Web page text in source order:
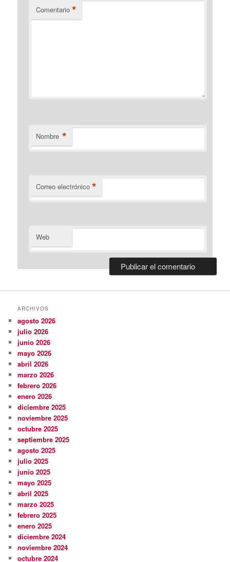
Comentario *
Nombre *
Correo electrónico *
Web
ARCHIVOS
agosto 2026
julio 2026
junio 2026
mayo 2026
abril 2026
marzo 2026
febrero 2026
enero 2026
diciembre 2025
noviembre 2025
octubre 2025
septiembre 2025
agosto 2025
julio 2025
junio 2025
mayo 2025
abril 2025
marzo 2025
febrero 2025
enero 2025
diciembre 2024
noviembre 2024
octubre 2024